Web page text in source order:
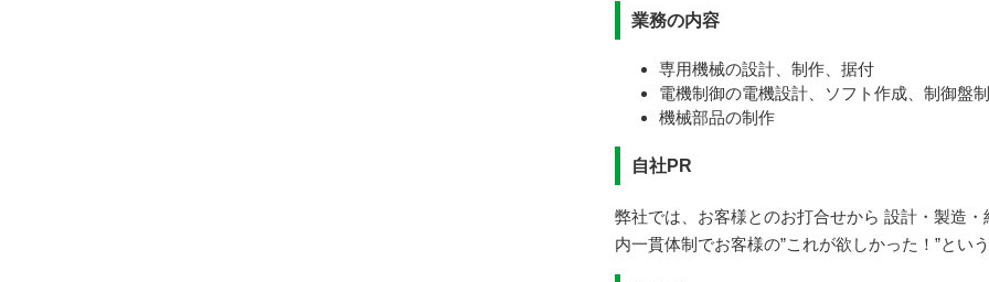
業務の内容
専用機械の設計、制作、据付
電機制御の電機設計、ソフト作成、制御盤
機械部品の制作
自社PR
弊社では、お客様とのお打合せから 設計・製造
内一貫体制でお客様の”これが欲しかった！”とい